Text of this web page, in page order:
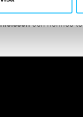
och hennes